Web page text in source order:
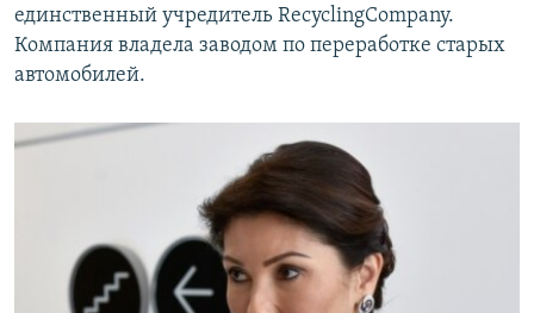
единственный учредитель RecyclingCompany.
Компания владела заводом по переработке старых
автомобилей.